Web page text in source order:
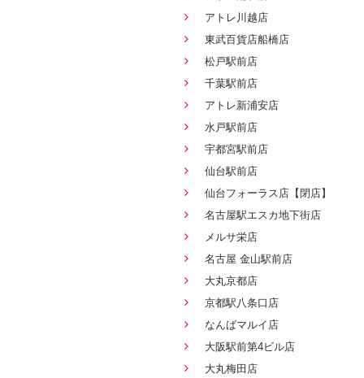
アトレ川越店
東武百貨店船橋店
松戸駅前店
千葉駅前店
アトレ新浦安店
水戸駅前店
宇都宮駅前店
仙台駅前店
仙台フォーラス店【閉店】
名古屋駅エスカ地下街店
メルサ栄店
名古屋 金山駅前店
大丸京都店
京都駅八条口店
なんばマルイ店
大阪駅前第4ビル店
大丸梅田店